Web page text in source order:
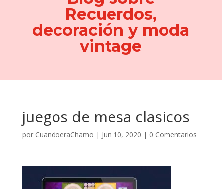
Recuerdos,
decoración y moda
vintage
juegos de mesa clasicos
por CuandoeraChamo | Jun 10, 2020 | 0 Comentarios